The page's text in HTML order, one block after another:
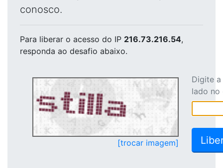
conosco.
Para liberar o acesso do IP 216.73.216.54,
responda ao desafio abaixo.
[trocar imagem]
Digite
lado no